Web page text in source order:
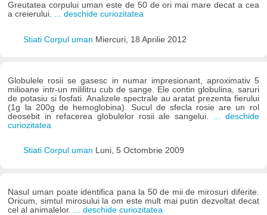
Greutatea corpului uman este de 50 de ori mai mare decat a cea
a creierului. ... deschide curiozitatea
Stiati Corpul uman Miercuri, 18 Aprilie 2012
Globulele rosii se gasesc in numar impresionant, aproximativ 5
milioane intr-un mililitru cub de sange. Ele contin globulina, saruri
de potasiu si fosfati. Analizele spectrale au aratat prezenta fierului
(1g la 200g de hemoglobina). Sucul de sfecla rosie are un rol
deosebit in refacerea globulelor rosii ale sangelui. ... deschide
curiozitatea
Stiati Corpul uman Luni, 5 Octombrie 2009
Nasul uman poate identifica pana la 50 de mii de mirosuri diferite.
Oricum, simtul mirosului la om este mult mai putin dezvoltat decat
cel al animalelor.
... deschide curiozitatea